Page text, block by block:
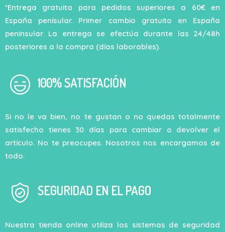
*Entrega gratuita para pedidos superiores a 60€ en
España penísular. Primer cambio gratuito en España
peninsular. La entrega se efectúa durante las 24/48h
posteriores a la compra (días laborables).
100% SATISFACIÓN
Si no le va bien, no te gustan o no quedas totalmente
satisfecho tienes 30 días para cambiar o devolver el
artículo. No te preocupes. Nosotros nos encargamos de
todo.
SEGURIDAD EN EL PAGO
Nuestra tienda online utiliza los sistemas de seguridad